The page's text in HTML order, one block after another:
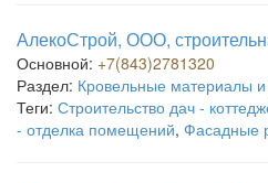
АлекоСтрой, ООО,
Основной: +7(843)2781320
Раздел: Кровельные материалы
Теги: Строительство дач -
- отделка помещений, Фасадные